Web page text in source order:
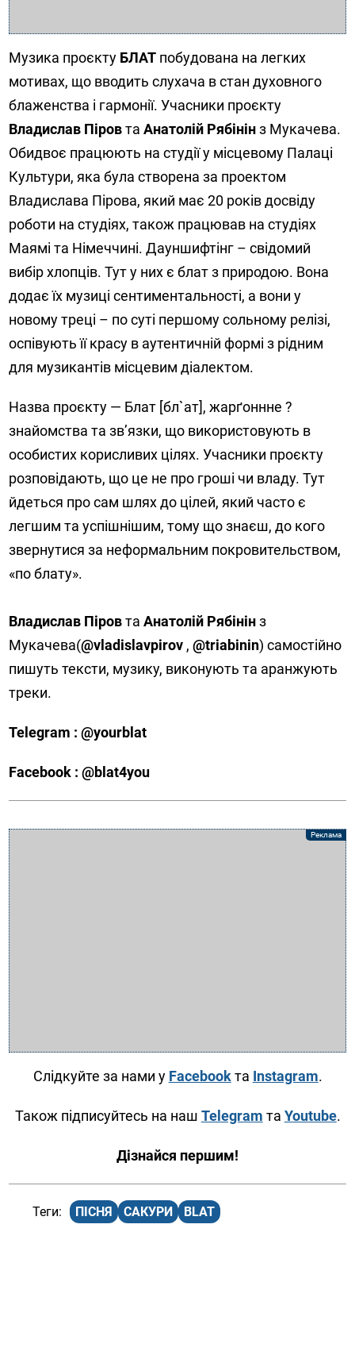
Музика проєкту БЛАТ побудована на легких
мотивах, що вводить слухача в стан духовного
блаженства і гармонії. Учасники проєкту
Владислав ПіровтаАнатолій Рябінінз Мукачева.
Обидвоє працюють на студії у місцевому Палаці
Культури, яка була створена за проектом
Владислава Пірова, який має 20 років досвіду
роботи на студіях, також працював на студіях
Маямі та Німеччині. Дауншифтінг – свідомий
вибір хлопців. Тут у них є блат з природою. Вона
додає їх музиці сентиментальності, а вони у
новому треці – по суті першому сольному релізі,
оспівують її красу в аутентичній формі з рідним
для музикантів місцевим діалектом.
Назва проєкту — Блат [бл`ат], жарґоннне ?
знайомства та зв’язки, що використовують в
особистих корисливих цілях. Учасники проєкту
розповідають, що це не про гроші чи владу. Тут
йдеться про сам шлях до цілей, який часто є
легшим та успішнішим, тому що знаєш, до кого
звернутися за неформальним покровительством,
«по блату».
Владислав ПіровтаАнатолій Рябінінз
Мукачева(@vladislavpirov ,@triabinin) самостійно
пишуть тексти, музику, виконують та аранжують
треки.
Telegram : @yourblat
Facebook : @blat4you
Слідкуйте за нами у Facebookта Instagram.
Також підписуйтесь на наш Telegram та Youtube.
Дізнайся першим!
ПІСНЯ САКУРИ BLAT